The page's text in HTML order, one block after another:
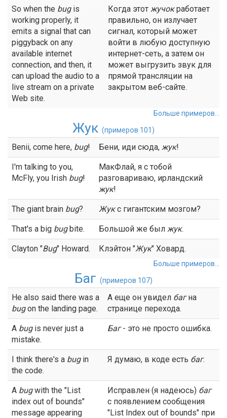
So when the bugis
working properly, it
emits a signal that can
piggyback on any
available internet
connection, and then, it
can upload the audio to a
live stream on a private
Web site.
Когда этот жучокработает
правильно, он излучает
сигнал, который может
войти в любую доступную
интернет-сеть, а затем он
может выгрузить звук для
прямой трансляции на
закрытом веб-сайте.
Больше примеров...
Жук (примеров 101)
Benii, come here, bug! Бени, иди сюда, жук!
I'm talking to you,
McFly, you Irish bug!
МакФлай, я с тобой
разговариваю, ирландский
жук!
The giant brain bug? Жукс гигантским мозгом?
That's a big bugbite. Большой же был жук.
Clayton "Bug" Howard. Клэйтон "Жук" Ховард.
Больше примеров...
Баг (примеров 107)
He also said there was a
bugon the landing page.
А еще он увидел багна
странице перехода.
A bugis never just a
mistake.
Баг- это не просто ошибка.
I think there's a bugin
the code.
Я думаю, в коде есть баг.
A bugwith the "List
index out of bounds"
message appearing
Исправлен (я надеюсь) баг
с появлением сообщения
"List Index out of bounds" при